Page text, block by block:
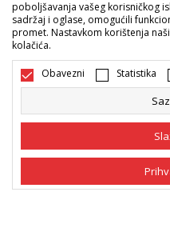
Bosna i Hercegovina
Nastojimo da budemo što
samih cijena, ali ne možemo
i bez grešaka. Svi artikli
poboljšavanja vašeg korisničkog
sadržaj i oglase, omogućili
promet. Nastavkom korištenja
kolačića.
Obavezni Statistika